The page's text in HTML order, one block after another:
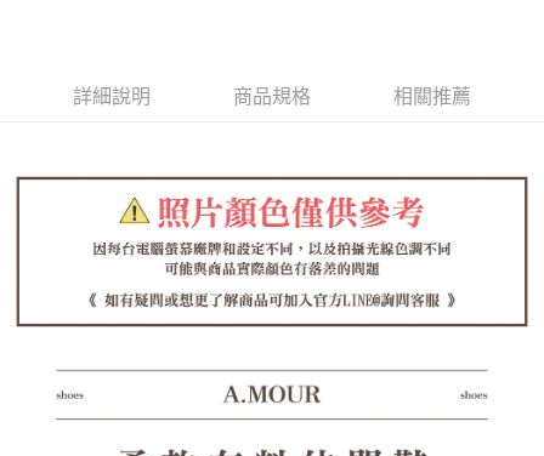
２．訂單成立數日內，您將收到繳費通知簡訊。
３．收到繳費通知簡訊後14天內，點擊此簡訊中的連結，可透過四大超商／
ATM／網路銀行／等多元方式進行付款，方視為交易完成。
※ 請注意：結帳手續完成當下不需立刻繳費，但若您需要取消訂單，請聯絡
購買商品的店家。未經商家同意取消之訂單仍視為有效，需透過AFTEE先享
後付繳納相關費用。
【注意事項】
１．透過由恩沛科技股份有限公司提供之「AFTEE先享後付」服務完成之交
易，需依本服務之必要範圍內提供個人資料，並將交易相關給付款項請求債
全家取貨付款
每筆NT$60，滿NT$1,380(含以上)免運費
7-11取貨付款
每筆NT$60，滿NT$1,380(含以上)免運費
詳細說明 商品規格 相關推薦